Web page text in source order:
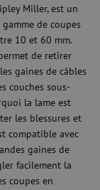
Miller, est un
de coupes
10 et 60 mm.
de retirer
gaines de câbles
couches sous-
la lame est
les blessures et
compatible avec
gaines de
facilement la
coupes en